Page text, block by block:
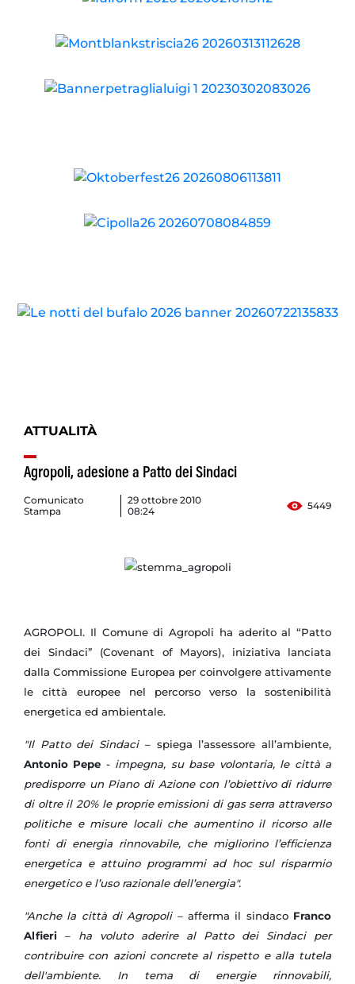
ATTUALITÀ
Agropoli, adesione a Patto dei Sindaci
Comunicato
Stampa
29 ottobre 2010
08:24
5449
AGROPOLI. Il Comune di Agropoli ha aderito al “Patto
dei Sindaci” (Covenant of Mayors), iniziativa lanciata
dalla Commissione Europea per coinvolgere attivamente
le città europee nel percorso verso la sostenibilità
energetica ed ambientale.
"Il Patto dei Sindaci– spiega l’assessore all’ambiente,
Antonio Pepe - impegna, su base volontaria, le città a
predisporre un Piano di Azione con l’obiettivo di ridurre
di oltre il 20% le proprie emissioni di gas serra attraverso
politiche e misure locali che aumentino il ricorso alle
fonti di energia rinnovabile, che migliorino l’efficienza
energetica e attuino programmi ad hoc sul risparmio
energetico e l’uso razionale dell’energia".
"Anche la città di Agropoli– afferma il sindaco Franco
Alfieri – ha voluto aderire al Patto dei Sindaci per
contribuire con azioni concrete al rispetto e alla tutela
dell'ambiente. In tema di energie rinnovabili,